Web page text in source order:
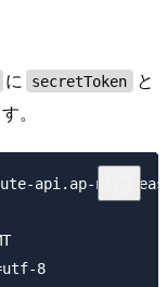
に secretToken
と
。
api.ap-
8